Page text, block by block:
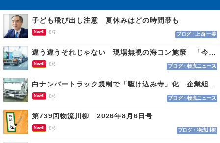
子ども飛び出し注意 夏休みはどの時間帯も
New!! 8/7 ブログ・上西 一美
違う違うそれじゃない 現場無視の海コン施策 「今でも平均２～３時間は待つ」
New!! 8/6 ブログ・物流ニュース
白ナンバートラック規制で「駆け込み寺」化 企業組合が入会基準を見直しへ
New!! 8/6 ブログ・物流ニュース
第739回物流川柳 2026年8月6日号
New!! 8/6 ブログ・物流川柳